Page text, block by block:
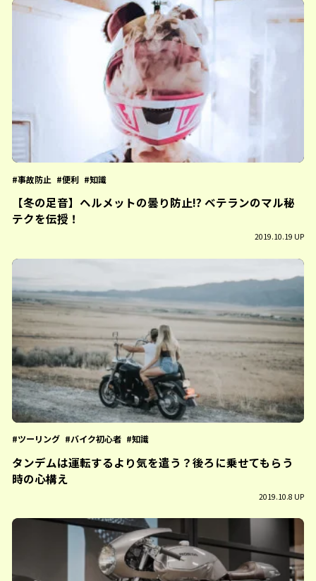
事故防止 便利 知識
【冬の足音】ヘルメットの曇り防止!? ベテランのマル秘
テクを伝授！
2019.10.19 UP
ツーリング バイク初心者 知識
タンデムは運転するより気を遣う？後ろに乗せてもらう
時の心構え
2019.10.8 UP